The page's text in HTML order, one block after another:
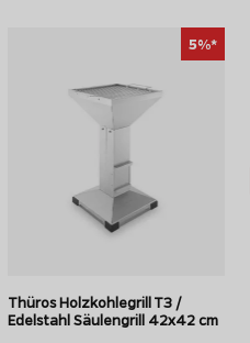
5%*
Thüros Holzkohlegrill T3 /
Edelstahl Säulengrill 42x42 cm